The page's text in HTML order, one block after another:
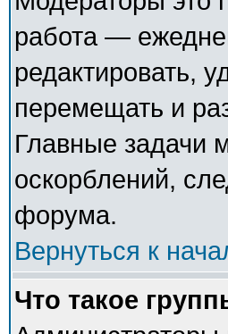
работа —
редактировать,
перемещать и
Главные задачи
оскорблений,
форума.
Вернуться к
Что такое